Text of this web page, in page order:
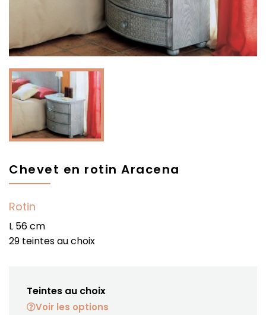
Chevet en rotin Aracena
Rotin
L 56 cm
29 teintes au choix
Teintes au choix
Voir les options